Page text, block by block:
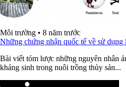
Môi trường • 8 năm trước
Những chứng nhận quốc tế về sử dụng
Bài viết tóm lược những nguyên nhân
kháng sinh trong nuôi trồng thủy sản...